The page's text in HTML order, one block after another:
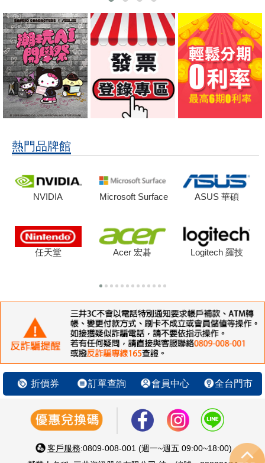
熱門品牌館
NVIDIA Microsoft Surface ASUS 華碩
任天堂 Acer 宏碁 Logitech 羅技
折價券 訂單查詢 會員中心 全台門市
客戶服務:0809-008-001 (週一~週五 09:00~18:00)